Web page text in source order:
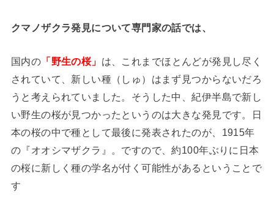
クマノザクラ発見について専門家の話では、
国内の 「野生の桜」 は、これまでほとんどが発見し尽く
されていて、新しい種（しゅ）はまず見つからないだろ
うと考えられていました。そうした中、紀伊半島で新し
い野生の桜が見つかったというのは大きな発見です。日
本の桜の中で種として最後に発表されたのが、1915年
の『オオシマザクラ』。ですので、約100年ぶりに日本
の桜に新しく種の学名が付く可能性があるということで
す